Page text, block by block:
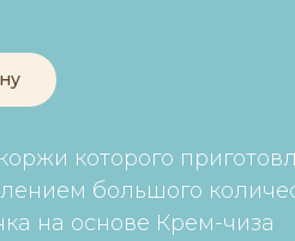
которого
большого
на основе Крем-чиза